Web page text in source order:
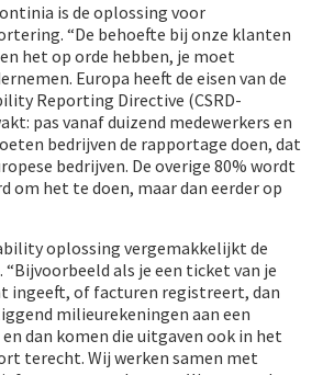
is de oplossing voor
“De behoefte bij onze klanten
het op orde hebben, je moet
Europa heeft de eisen van de
Reporting Directive (CSRD-
pas vanaf duizend medewerkers en
bedrijven de rapportage doen, dat
bedrijven. De overige 80% wordt
om het te doen, maar dan eerder op
oplossing vergemakkelijkt de
als je een ticket van je
ingeeft, of facturen registreert, dan
milieurekeningen aan een
dan komen die uitgaven ook in het
terecht. Wij werken samen met